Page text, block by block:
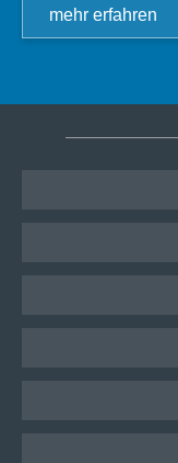
mehr erfahren